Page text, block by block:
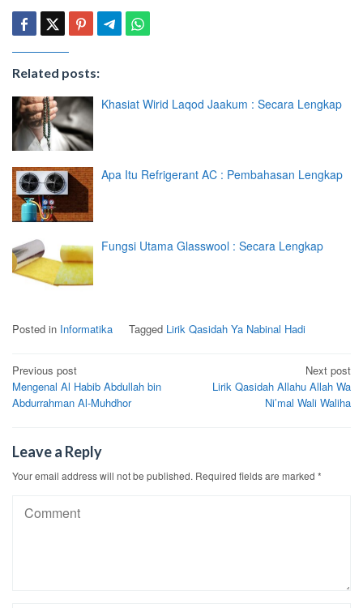
Related posts:
Khasiat Wirid Laqod Jaakum : Secara Lengkap
Apa Itu Refrigerant AC : Pembahasan Lengkap
Fungsi Utama Glasswool : Secara Lengkap
Posted in Informatika Tagged Lirik Qasidah Ya Nabinal Hadi
Post
navigation
Previous post
Mengenal Al Habib Abdullah bin
Abdurrahman Al-Muhdhor
Next post
Lirik Qasidah Allahu Allah Wa
Ni’mal Wali Waliha
Leave a Reply
Your email address will not be published. Required fields are marked *